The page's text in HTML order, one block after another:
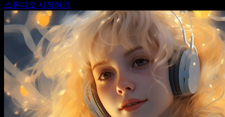
스튜디오 시작하기